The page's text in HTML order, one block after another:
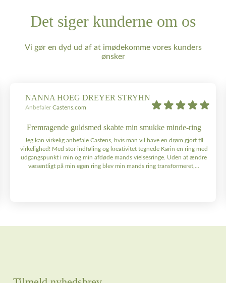
Det siger kunderne om os
Vi gør en dyd ud af at imødekomme vores kunders
ønsker
NANNA HOEG DREYER STRYHN
Anbefaler Castens.com
Fremragende guldsmed skabte min smukke minde-ring
Jeg kan virkelig anbefale Castens, hvis man vil have en drøm gjort til
virkelighed! Med stor indføling og kreativitet tegnede Karin en ring med
udgangspunkt i min og min afdøde mands vielsesringe. Uden at ændre
væsentligt på min egen ring blev min mands ring transformeret,...